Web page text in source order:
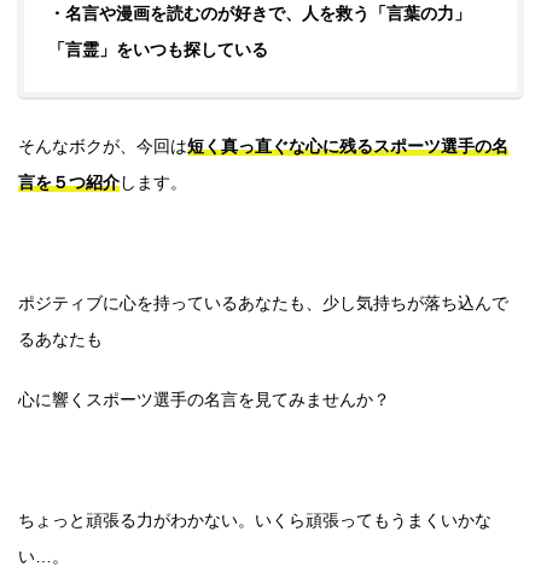
・名言や漫画を読むのが好きで、人を救う「言葉の力」
「言霊」をいつも探している
そんなボクが、今回は短く真っ直ぐな心に残るスポーツ選手の名
言を５つ紹介します。
ポジティブに心を持っているあなたも、少し気持ちが落ち込んで
るあなたも
心に響くスポーツ選手の名言を見てみませんか？
ちょっと頑張る力がわかない。いくら頑張ってもうまくいかな
い…。